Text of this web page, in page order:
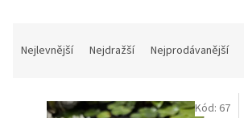
Nejlevnější Nejdražší Nejprodávanější
Kód: 67